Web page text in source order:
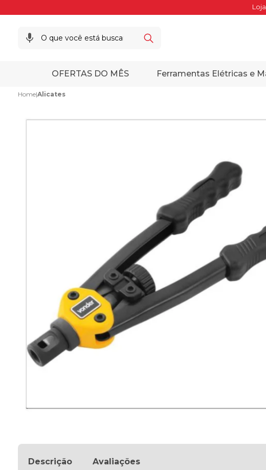
OFERTAS DO MÊS Ferramentas Elétricas e
Home|Alicates
Descrição Avaliações